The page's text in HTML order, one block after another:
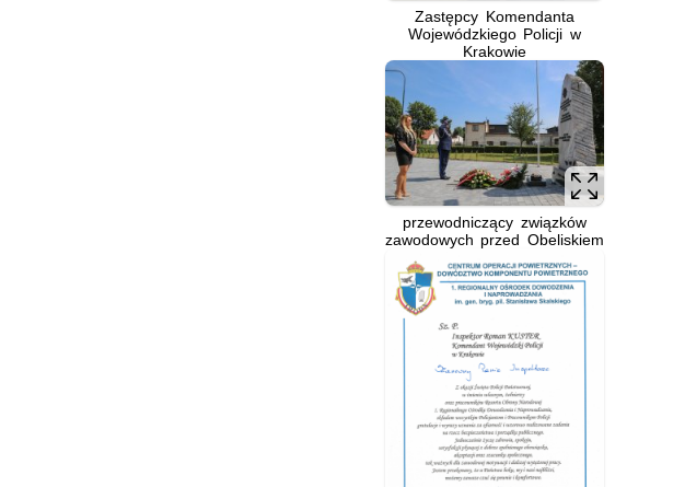
Zastępcy Komendanta
Wojewódzkiego Policji w
Krakowie
przewodniczący związków
zawodowych przed Obeliskiem